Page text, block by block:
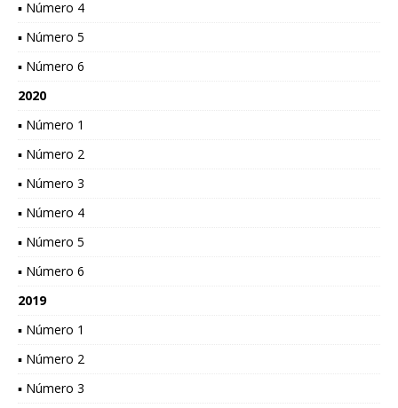
▪ Número 4
▪ Número 5
▪ Número 6
2020
▪ Número 1
▪ Número 2
▪ Número 3
▪ Número 4
▪ Número 5
▪ Número 6
2019
▪ Número 1
▪ Número 2
▪ Número 3